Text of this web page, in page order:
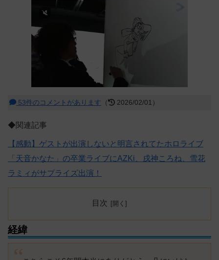
53件のコメントがあります （ 2026/02/01）
◆関連記事
【感動】ゲストが出演しないと明言されてたホロライブ
「天音かなた」の卒業ライブにAZKi、戌神ころね、雪花
ラミィがサプライズ出演！
目次
経緯